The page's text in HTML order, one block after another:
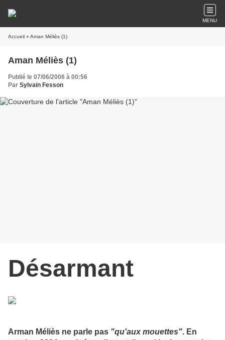
MENU
Accueil » Aman Méliès (1)
Aman Méliès (1)
Publié le 07/06/2006 à 00:56
Par Sylvain Fesson
Désarmant
Arman Méliès ne parle pas "qu'aux mouettes". En